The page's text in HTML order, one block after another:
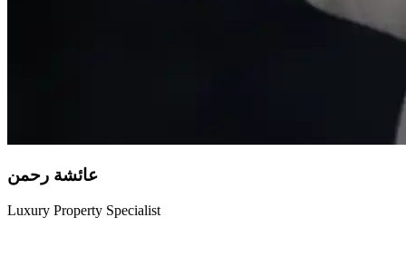
عائشة رحمن
Luxury Property Specialist